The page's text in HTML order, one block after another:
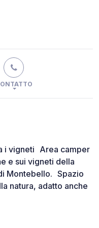
i vigneti Area camper
e sui vigneti della
Montebello. Spazio
natura, adatto anche